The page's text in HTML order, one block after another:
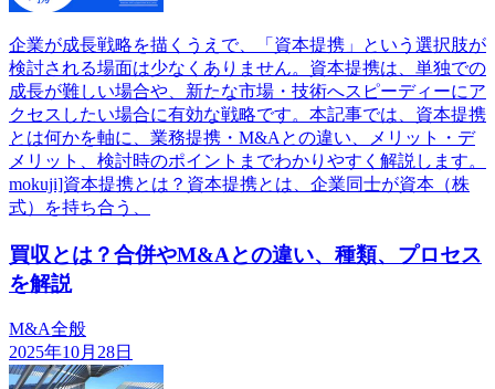
企業が成長戦略を描くうえで、「資本提携」という選択肢が
検討される場面は少なくありません。資本提携は、単独での
成長が難しい場合や、新たな市場・技術へスピーディーにア
クセスしたい場合に有効な戦略です。本記事では、資本提携
とは何かを軸に、業務提携・M&Aとの違い、メリット・デ
メリット、検討時のポイントまでわかりやすく解説します。
mokuji]資本提携とは？資本提携とは、企業同士が資本（株
式）を持ち合う、
買収とは？合併やM&Aとの違い、種類、プロセス
を解説
M&A全般
2025年10月28日